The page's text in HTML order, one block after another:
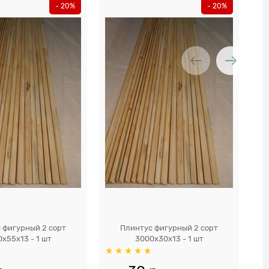
фигурный 2 сорт
- 1 шт
- 20%
Плинтус фигурный 2 сорт
3000х30х13 - 1 шт
- 20%